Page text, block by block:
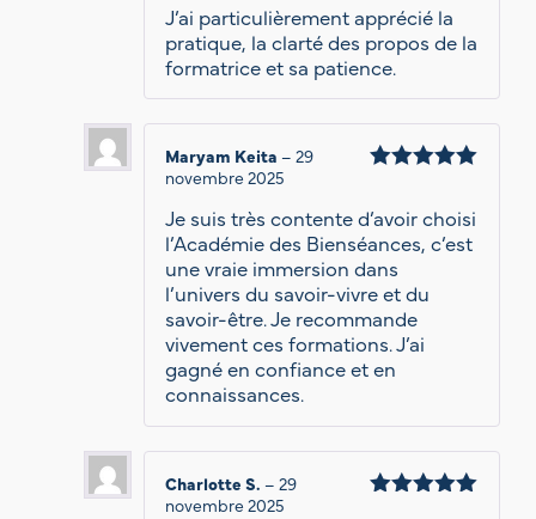
J’ai particulièrement apprécié la
pratique, la clarté des propos de la
formatrice et sa patience.
Maryam Keita – 29
novembre 2025
Je suis très contente d’avoir choisi
l’Académie des Bienséances, c’est
une vraie immersion dans
l’univers du savoir-vivre et du
savoir-être. Je recommande
vivement ces formations. J’ai
gagné en confiance et en
connaissances.
Charlotte S. – 29
novembre 2025